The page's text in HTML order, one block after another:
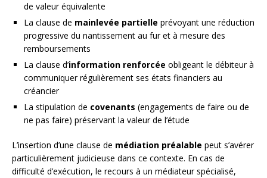
de valeur équivalente
La clause de mainlevée partielle prévoyant une réduction
progressive du nantissement au fur et à mesure des
remboursements
La clause d’information renforcée obligeant le débiteur à
communiquer régulièrement ses états financiers au
créancier
La stipulation de covenants (engagements de faire ou de
ne pas faire) préservant la valeur de l’étude
L’insertion d’une clause de médiation préalable peut s’avérer
particulièrement judicieuse dans ce contexte. En cas de
difficulté d’exécution, le recours à un médiateur spécialisé,